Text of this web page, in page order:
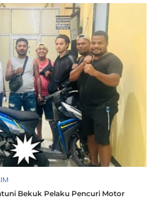
Bekuk Pelaku Pencuri Motor